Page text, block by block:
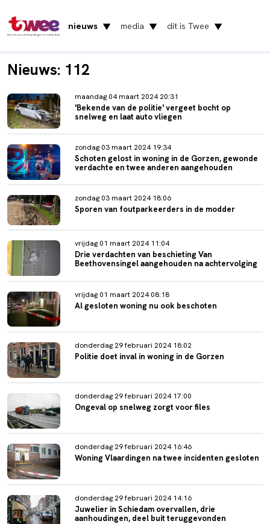
Het nieuws uit Vlaardingen en Schiedam
nieuws ▼ media ▼ dit is Twee ▼
Nieuws: 112
maandag 04 maart 2024 20:31
'Bekende van de politie' vergeet bocht op
snelweg en laat auto vliegen
zondag 03 maart 2024 19:34
Schoten gelost in woning in de Gorzen, gewonde
verdachte en twee anderen aangehouden
zondag 03 maart 2024 18:06
Sporen van foutparkeerders in de modder
vrijdag 01 maart 2024 11:04
Drie verdachten van beschieting Van
Beethovensingel aangehouden na achtervolging
vrijdag 01 maart 2024 08:18
Al gesloten woning nu ook beschoten
donderdag 29 februari 2024 18:02
Politie doet inval in woning in de Gorzen
donderdag 29 februari 2024 17:00
Ongeval op snelweg zorgt voor files
donderdag 29 februari 2024 16:46
Woning Vlaardingen na twee incidenten gesloten
donderdag 29 februari 2024 14:16
Juwelier in Schiedam overvallen, drie
aanhoudingen, deel buit teruggevonden